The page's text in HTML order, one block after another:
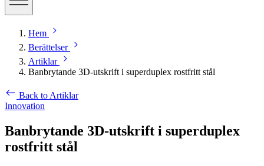
Hem
Berättelser
Artiklar
Banbrytande 3D-utskrift i superduplex rostfritt stål
Back to Artiklar
Innovation
Banbrytande 3D-utskrift i superduplex
rostfritt stål